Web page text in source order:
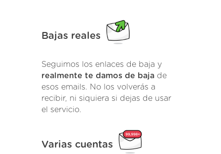
Bajas reales
Seguimos los enlaces de baja y
realmente te damos de baja de
esos emails. No los volverás a
recibir, ni siquiera si dejas de usar
el servicio.
Varias cuentas